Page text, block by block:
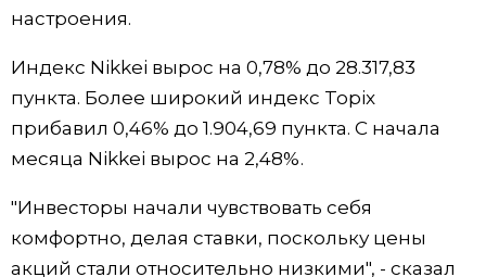
Токио
От редакции
настроения.
Индекс Nikkei вырос на 0,78% до 28.317,83
пункта. Более широкий индекс Topix
прибавил 0,46% до 1.904,69 пункта. С начала
месяца Nikkei вырос на 2,48%.
"Инвесторы начали чувствовать себя
комфортно, делая ставки, поскольку цены
акций стали относительно низкими", - сказал